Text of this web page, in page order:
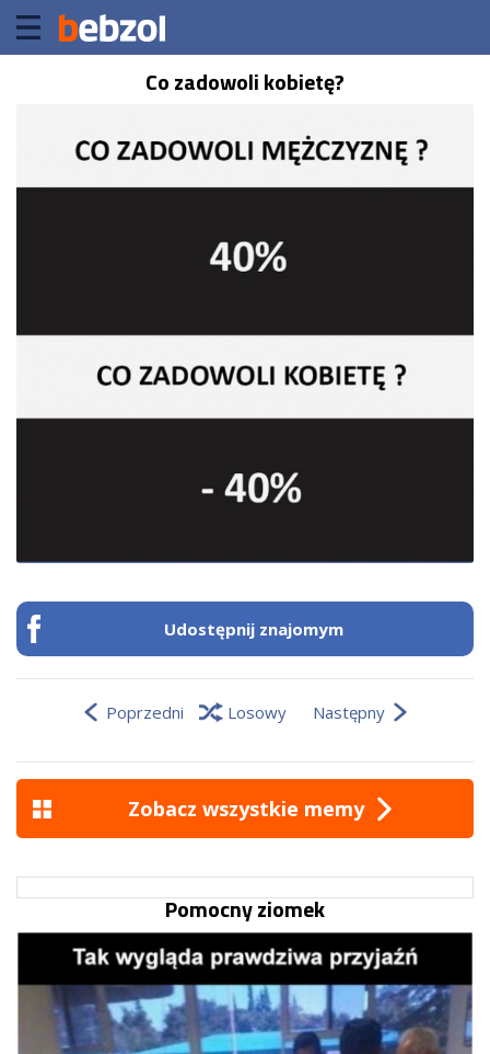
Co zadowoli kobietę?
Udostępnij znajomym
Poprzedni Losowy Następny
Zobacz wszystkie memy
Pomocny ziomek